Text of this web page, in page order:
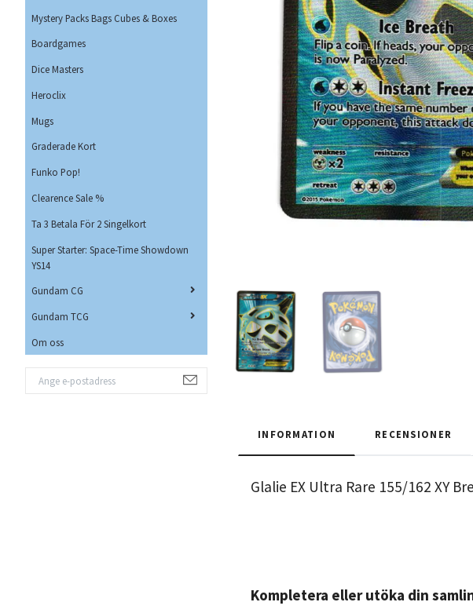
Mystery Packs Bags Cubes & Boxes
Boardgames
Dice Masters
Heroclix
Mugs
Graderade Kort
Funko Pop!
Clearence Sale %
Ta 3 Betala För 2 Singelkort
Super Starter: Space-Time Showdown
YS14
Gundam CG
Gundam TCG
Om oss
INFORMATION RECENSIONER
Glalie EX Ultra Rare 155/162 XY
Kompletera eller utöka din